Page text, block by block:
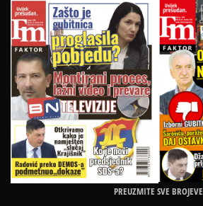
PREUZMITE SVE BROJEVE